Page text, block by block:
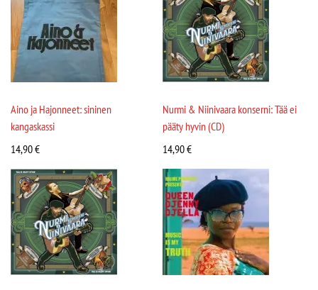
Aino ja Hajonneet: sininen
kangaskassi
14,90€
Nurmi & Niinivaara konserni: Tää ei
pääty hyvin (CD)
14,90€